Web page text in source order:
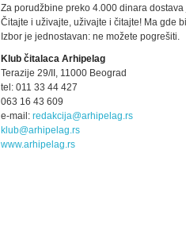
Za porudžbine preko 4.000 dinara
Čitajte i uživajte, uživajte i čitajte! Ma gde
Izbor je jednostavan: ne možete pogrešiti.
Klub čitalaca Arhipelag
Terazije 29/II, 11000 Beograd
tel: 011 33 44 427
063 16 43 609
e-mail: redakcija@arhipelag.rs
klub@arhipelag.rs
www.arhipelag.rs